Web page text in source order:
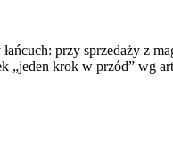
łańcuch: przy sprzedaży
krok w przód” wg